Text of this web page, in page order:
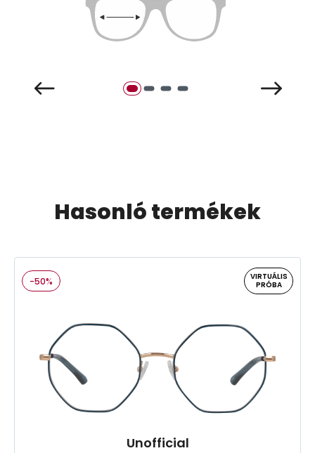
Hasonló termékek
-50%
VIRTUÁLIS
PRÓBA
Unofficial